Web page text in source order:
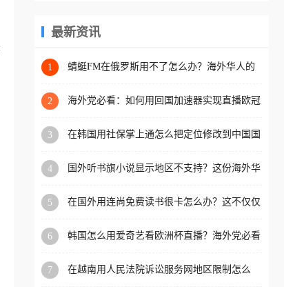
区工作、留学、定居等，都
权限制所困扰。
回国加速器，即可解决「海
版权限制」的问题，无论人
国、加拿大、澳大利亚、欧
学、定居等，都可以使用，
扰。
最新资讯
1
蜻蜓FM在俄罗斯用不了怎么办？海外华人的
2
海外党必看：如何用回国加速器实现直播欧冠
3
在韩国用社保掌上通怎么把定位修改到中国国
4
国外听书旗小说显示地区不支持？这份海外华
5
在国外用连尚免费读书很卡怎么办？这不仅仅
6
韩国怎么用爱奇艺看欧洲杯直播？海外党必看
7
在越南用人民法院诉讼服务网地区限制怎么